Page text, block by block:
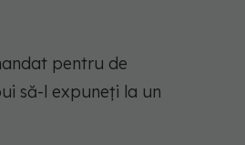
pentru de
să-l expuneți la un